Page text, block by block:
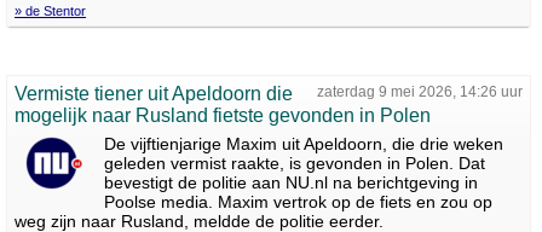
» de Stentor
zaterdag 9 mei 2026, 14:26 uur
Vermiste tiener uit Apeldoorn die
mogelijk naar Rusland fietste gevonden in Polen
De vijftienjarige Maxim uit Apeldoorn, die drie weken
geleden vermist raakte, is gevonden in Polen. Dat
bevestigt de politie aan NU.nl na berichtgeving in
Poolse media. Maxim vertrok op de fiets en zou op
weg zijn naar Rusland, meldde de politie eerder.